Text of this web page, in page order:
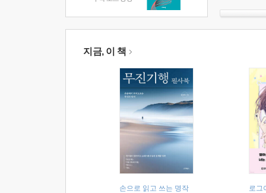
지금, 이 책
손으로 읽고 쓰는 명작 로그